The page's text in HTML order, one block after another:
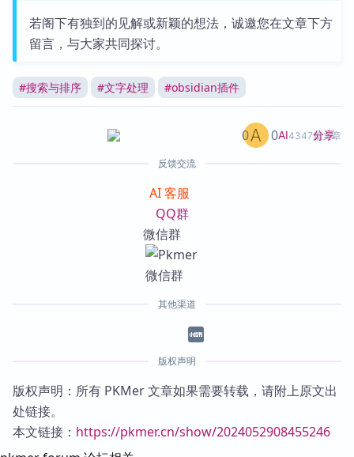
若阁下有独到的见解或新颖的想法，诚邀您在文章下方
留言，与大家共同探讨。
#搜索与排序 #文字处理 #obsidian插件
AI4347篇文章
0 0 分享
反馈交流
AI 客服
QQ群
微信群
其他渠道
版权声明
版权声明：所有 PKMer 文章如果需要转载，请附上原文出
处链接。
本文链接： https://pkmer.cn/show/2024052908455246